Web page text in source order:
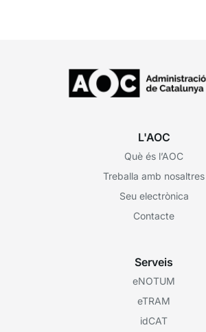
L'AOC
Què és l’AOC
Treballa amb nosaltres
Seu electrònica
Contacte
Serveis
eNOTUM
eTRAM
idCAT